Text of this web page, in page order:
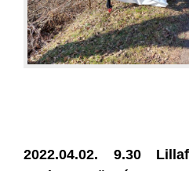
2022.04.02. 9.30